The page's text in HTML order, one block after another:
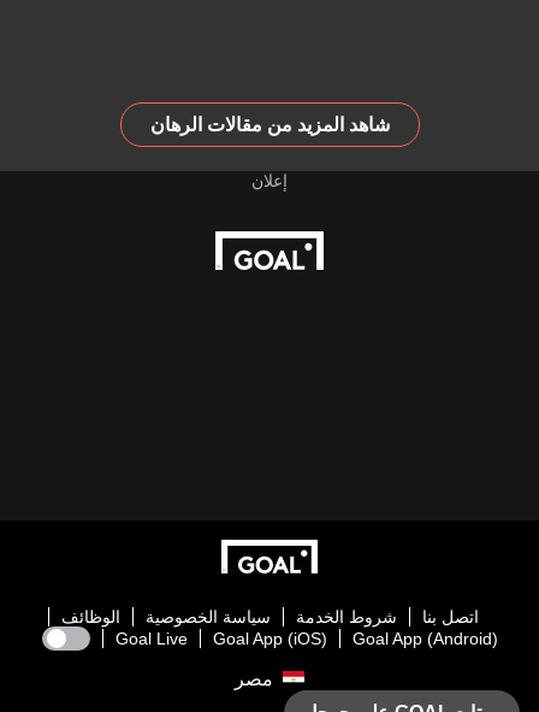
شاهد المزيد من مقالات الرهان
اتصل بنا شروط الخدمة سياسة الخصوصية
الوظائف
Goal App (Android)
Goal App (iOS)
Goal Live
مصر